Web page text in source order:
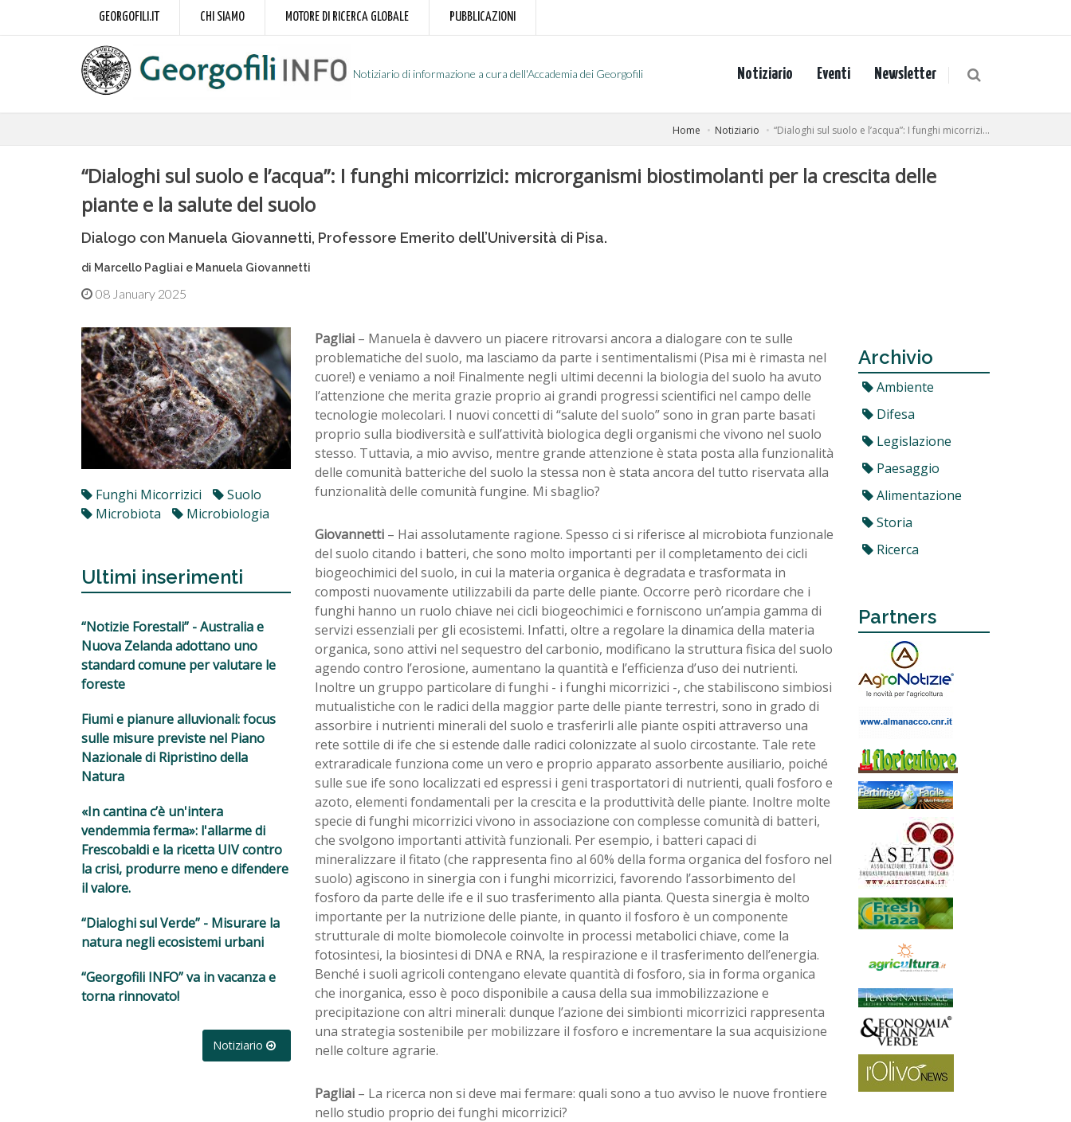
GEORGOFILI.IT CHI SIAMO MOTORE DI RICERCA GLOBALE PUBBLICAZIONI
Notiziario di informazione a cura dell'Accademia dei Georgofili Notiziario Eventi Newsletter
Home Notiziario “Dialoghi sul suolo e l’acqua”: I funghi micorrizi...
“Dialoghi sul suolo e l’acqua”: I funghi micorrizici: microrganismi biostimolanti per la crescita delle
piante e la salute del suolo
Dialogo con Manuela Giovannetti, Professore Emerito dell’Università di Pisa.
di Marcello Pagliai e Manuela Giovannetti
08 January 2025
Funghi Micorrizici
Suolo
Microbiota
Microbiologia
Ultimi inserimenti
“Notizie Forestali” - Australia e
Nuova Zelanda adottano uno
standard comune per valutare le
foreste
Fiumi e pianure alluvionali: focus
sulle misure previste nel Piano
Nazionale di Ripristino della
Natura
«In cantina c’è un'intera
vendemmia ferma»: l'allarme di
Frescobaldi e la ricetta UIV contro
la crisi, produrre meno e difendere
il valore.
“Dialoghi sul Verde” - Misurare la
natura negli ecosistemi urbani
“Georgofili INFO” va in vacanza e
torna rinnovato!
Notiziario
Pagliai – Manuela è davvero un piacere ritrovarsi ancora a dialogare con te sulle
problematiche del suolo, ma lasciamo da parte i sentimentalismi (Pisa mi è rimasta nel
cuore!) e veniamo a noi! Finalmente negli ultimi decenni la biologia del suolo ha avuto
l’attenzione che merita grazie proprio ai grandi progressi scientifici nel campo delle
tecnologie molecolari. I nuovi concetti di “salute del suolo” sono in gran parte basati
proprio sulla biodiversità e sull’attività biologica degli organismi che vivono nel suolo
stesso. Tuttavia, a mio avviso, mentre grande attenzione è stata posta alla funzionalità
delle comunità batteriche del suolo la stessa non è stata ancora del tutto riservata alla
funzionalità delle comunità fungine. Mi sbaglio?
Giovannetti– Hai assolutamente ragione. Spesso ci si riferisce al microbiota funzionale
del suolo citando i batteri, che sono molto importanti per il completamento dei cicli
biogeochimici del suolo, in cui la materia organica è degradata e trasformata in
composti nuovamente utilizzabili da parte delle piante. Occorre però ricordare che i
funghi hanno un ruolo chiave nei cicli biogeochimici e forniscono un’ampia gamma di
servizi essenziali per gli ecosistemi. Infatti, oltre a regolare la dinamica della materia
organica, sono attivi nel sequestro del carbonio, modificano la struttura fisica del suolo
agendo contro l’erosione, aumentano la quantità e l’efficienza d’uso dei nutrienti.
Inoltre un gruppo particolare di funghi - i funghi micorrizici -, che stabiliscono simbiosi
mutualistiche con le radici della maggior parte delle piante terrestri, sono in grado di
assorbire i nutrienti minerali del suolo e trasferirli alle piante ospiti attraverso una
rete sottile di ife che si estende dalle radici colonizzate al suolo circostante. Tale rete
extraradicale funziona come un vero e proprio apparato assorbente ausiliario, poiché
sulle sue ife sono localizzati ed espressi i geni trasportatori di nutrienti, quali fosforo e
azoto, elementi fondamentali per la crescita e la produttività delle piante. Inoltre molte
specie di funghi micorrizici vivono in associazione con complesse comunità di batteri,
che svolgono importanti attività funzionali. Per esempio, i batteri capaci di
mineralizzare il fitato (che rappresenta fino al 60% della forma organica del fosforo nel
suolo) agiscono in sinergia con i funghi micorrizici, favorendo l’assorbimento del
fosforo da parte delle ife e il suo trasferimento alla pianta. Questa sinergia è molto
importante per la nutrizione delle piante, in quanto il fosforo è un componente
strutturale di molte biomolecole coinvolte in processi metabolici chiave, come la
fotosintesi, la biosintesi di DNA e RNA, la respirazione e il trasferimento dell’energia.
Benché i suoli agricoli contengano elevate quantità di fosforo, sia in forma organica
che inorganica, esso è poco disponibile a causa della sua immobilizzazione e
precipitazione con altri minerali: dunque l’azione dei simbionti micorrizici rappresenta
una strategia sostenibile per mobilizzare il fosforo e incrementare la sua acquisizione
nelle colture agrarie.
Pagliai – La ricerca non si deve mai fermare: quali sono a tuo avviso le nuove frontiere
nello studio proprio dei funghi micorrizici?
Archivio
Ambiente
Difesa
Legislazione
Paesaggio
Alimentazione
Storia
Ricerca
Partners